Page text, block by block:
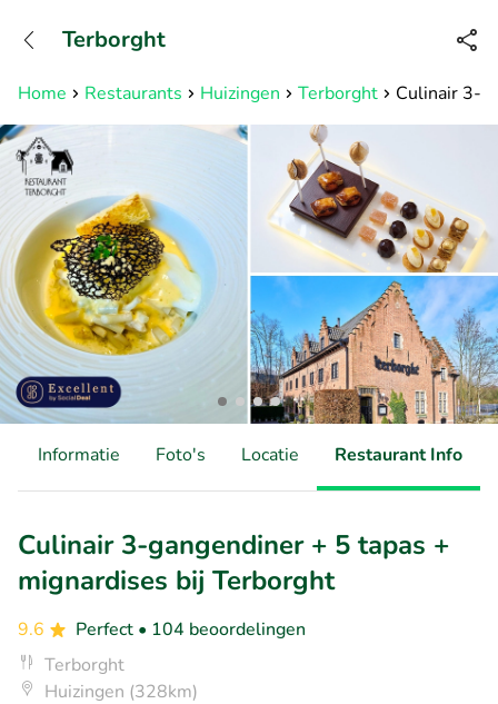
Bereikbaar tot 23:00 uur
Home Restaurants Huizingen Terborght Culinair 3-
Terborght
Informatie Foto's Locatie Restaurant Info
Culinair 3-gangendiner + 5 tapas +
mignardises bij Terborght
9.6 Perfect • 104 beoordelingen
Terborght
Huizingen (328km)